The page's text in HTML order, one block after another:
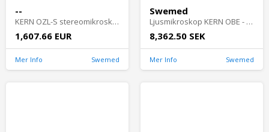
--
KERN OZL-S stereomikroskooppi - OZL 468C832
1,607.66 EUR
Mer Info Swemed
Swemed
Ljusmikroskop KERN OBE - OBE 122
8,362.50 SEK
Mer Info Swemed